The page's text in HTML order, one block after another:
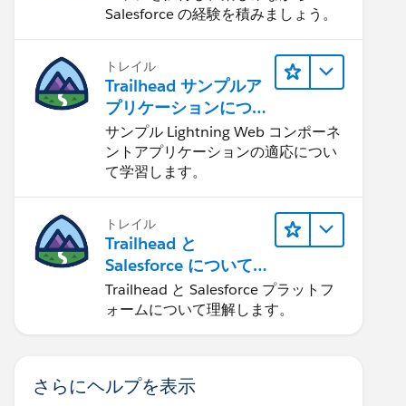
Salesforce の経験を積みましょう。
トレイル
Trailhead サンプルア
プリケーションにつ
いて知る
サンプル Lightning Web コンポーネ
ントアプリケーションの適応につい
て学習します。
トレイル
Trailhead と
Salesforce について
学ぶ
Trailhead と Salesforce プラットフ
ォームについて理解します。
さらにヘルプを表示